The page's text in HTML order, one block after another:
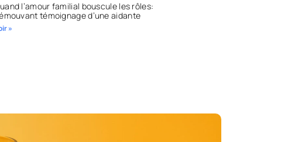
l’amour familial bouscule les rôles:
témoignage d’une aidante
»